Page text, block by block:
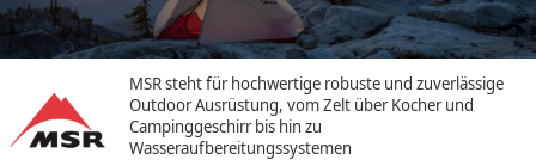
Kundenbereich
Wunschzettel
MSR steht für hochwertige robuste und zuverlässige
Outdoor Ausrüstung, vom Zelt über Kocher und
Campinggeschirr bis hin zu
Wasseraufbereitungssystemen